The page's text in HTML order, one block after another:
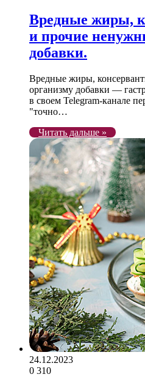
Вредные жиры,
и прочие
добавки.
Вредные жиры,
организму добавки —
в своем Telegram-канале
"точно…
Читать дальше »
24.12.2023
0 310